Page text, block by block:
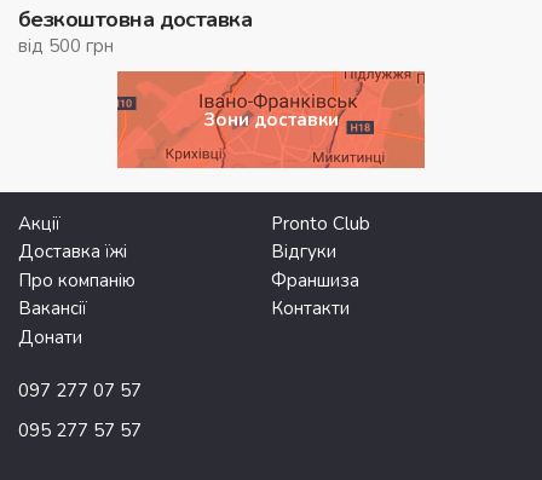
безкоштовна доставка
від 500 грн
Зони доставки
Акції
Pronto Club
Доставка їжі
Відгуки
Про компанію
Франшиза
Вакансії
Контакти
Донати
097 277 07 57
095 277 57 57